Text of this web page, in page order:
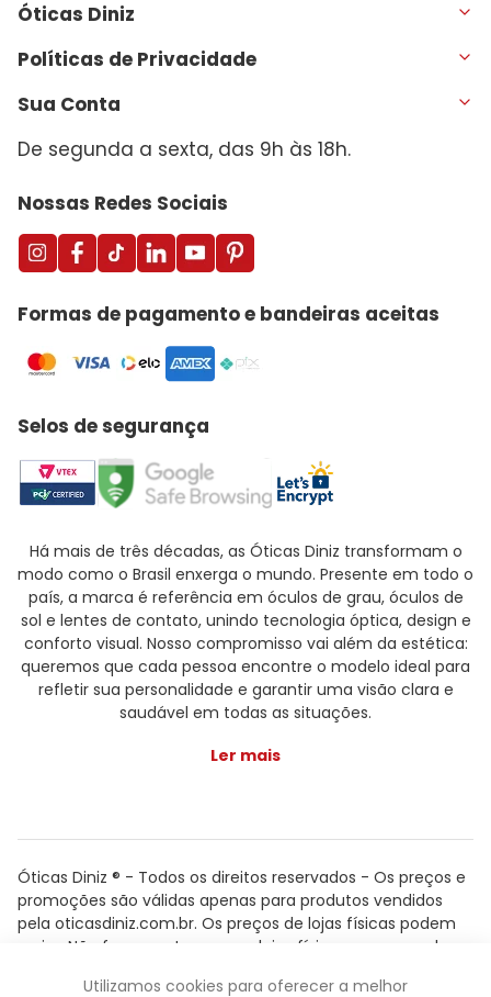
Óticas Diniz
Políticas de Privacidade
Sua Conta
De segunda a sexta, das 9h às 18h.
Nossas Redes Sociais
Formas de pagamento e bandeiras aceitas
Selos de segurança
Há mais de três décadas, as Óticas Diniz transformam o
modo como o Brasil enxerga o mundo. Presente em todo o
país, a marca é referência em óculos de grau, óculos de
sol e lentes de contato, unindo tecnologia óptica, design e
conforto visual. Nosso compromisso vai além da estética:
queremos que cada pessoa encontre o modelo ideal para
refletir sua personalidade e garantir uma visão clara e
saudável em todas as situações.
Ler mais
Óticas Diniz ® - Todos os direitos reservados - Os preços e
promoções são válidas apenas para produtos vendidos
pela oticasdiniz.com.br. Os preços de lojas físicas podem
variar. Não fazemos trocas em lojas físicas, apenas pelo
Utilizamos cookies para oferecer a melhor